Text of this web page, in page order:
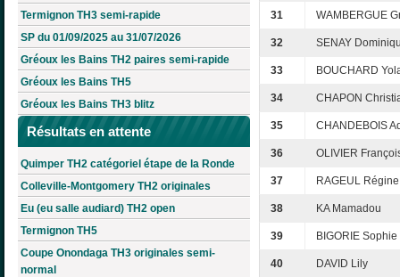
Termignon TH3 semi-rapide
SP du 01/09/2025 au 31/07/2026
Gréoux les Bains TH2 paires semi-rapide
Gréoux les Bains TH5
Gréoux les Bains TH3 blitz
Résultats en attente
Quimper TH2 catégoriel étape de la Ronde
Colleville-Montgomery TH2 originales
Eu (eu salle audiard) TH2 open
Termignon TH5
Coupe Onondaga TH3 originales semi-
normal
31 WAMBERGUE
32 SENAY
33 BOUCHARD
34 CHAPON
35 CHANDEBOIS
36 OLIVIER
37 RAGEUL Régine
38 KA Mamadou
39 BIGORIE Sophie
40 DAVID Lily